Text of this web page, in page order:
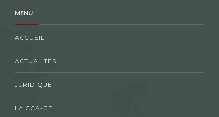
MENU
ACCUEIL
ACTUALITÉS
JURIDIQUE
LA CCA-GE